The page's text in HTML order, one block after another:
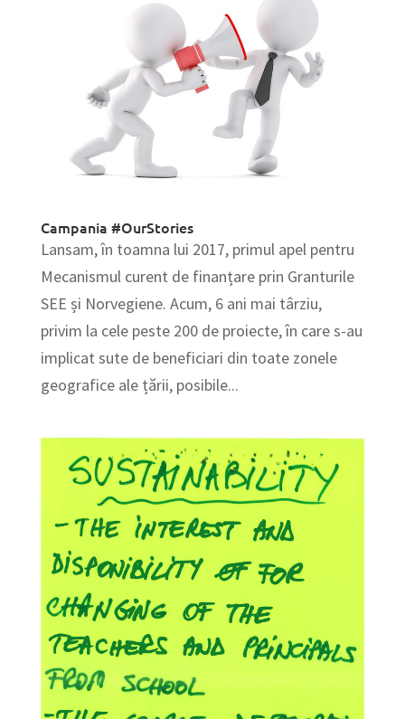
Campania #OurStories
Lansam, în toamna lui 2017, primul apel pentru
Mecanismul curent de finanțare prin Granturile
SEE și Norvegiene. Acum, 6 ani mai târziu,
privim la cele peste 200 de proiecte, în care s-au
implicat sute de beneficiari din toate zonele
geografice ale țării, posibile...